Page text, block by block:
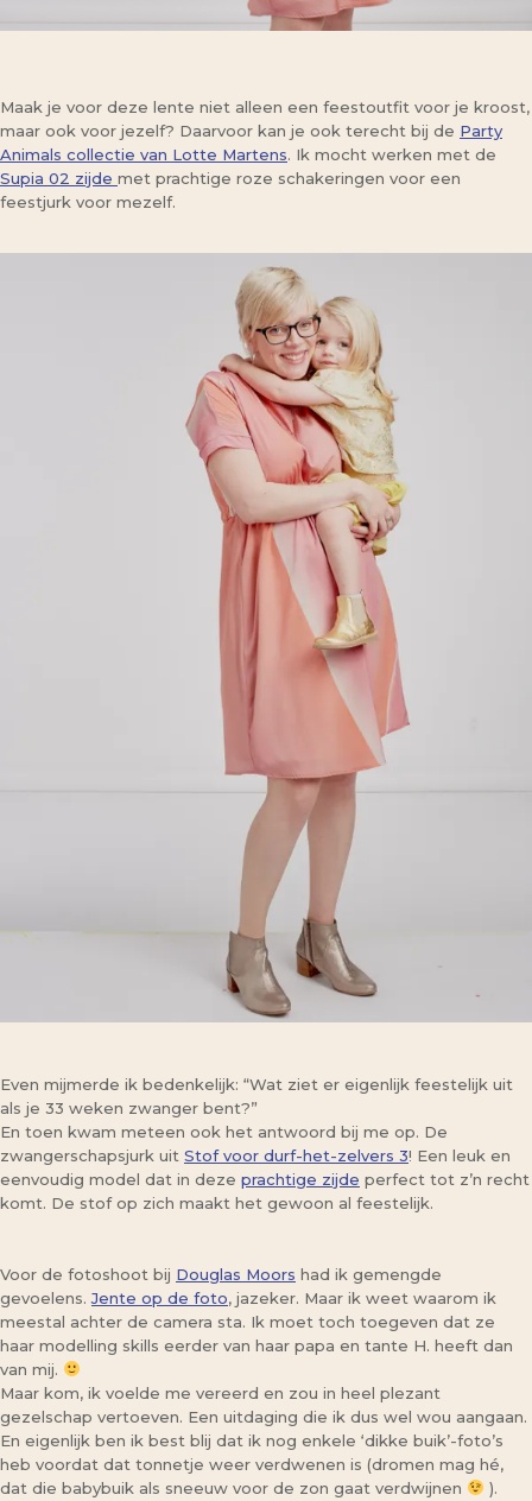
Maak je voor deze lente niet alleen een feestoutfit voor je kroost,
maar ook voor jezelf? Daarvoor kan je ook terecht bij de Party
Animals collectie van Lotte Martens. Ik mocht werken met de
Supia 02 zijde met prachtige roze schakeringen voor een
feestjurk voor mezelf.
Even mijmerde ik bedenkelijk: “Wat ziet er eigenlijk feestelijk uit
als je 33 weken zwanger bent?”
En toen kwam meteen ook het antwoord bij me op. De
zwangerschapsjurk uit Stof voor durf-het-zelvers 3! Een leuk en
eenvoudig model dat in deze prachtige zijde perfect tot z’n recht
komt. De stof op zich maakt het gewoon al feestelijk.
Voor de fotoshoot bij Douglas Moors had ik gemengde
gevoelens.Jente op de foto, jazeker. Maar ik weet waarom ik
meestal achter de camera sta. Ik moet toch toegeven dat ze
haar modelling skills eerder van haar papa en tante H. heeft dan
van mij.
Maar kom, ik voelde me vereerd en zou in heel plezant
gezelschap vertoeven. Een uitdaging die ik dus wel wou aangaan.
En eigenlijk ben ik best blij dat ik nog enkele ‘dikke buik’-foto’s
heb voordat dat tonnetje weer verdwenen is (dromen mag hé,
dat die babybuik als sneeuw voor de zon gaat verdwijnen
).